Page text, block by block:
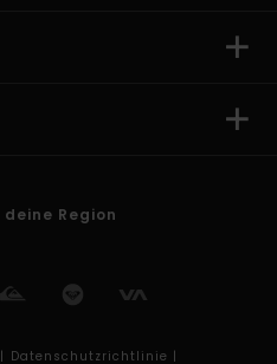
Region
Datenschutzrichtlinie |